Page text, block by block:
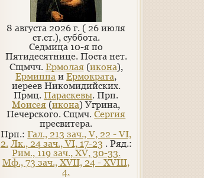
8 августа 2026 г. ( 26 июля
ст.ст.), суббота.
Седмица 10-я по
Пятидесятнице. Поста нет.
Сщмчч. Ермолая(икона),
Ермиппа иЕрмократа,
иереев Никомидийских.
Прмц.Параскевы. Прп.
Моисея (икона) Угрина,
Печерского. Сщмч.Сергия
пресвитера.
Прп.:Гал., 213 зач., V, 22 - VI,
2. Лк., 24 зач., VI, 17-23 . Ряд.:
Рим., 119 зач., XV, 30-33.
Мф., 73 зач., XVII, 24 - XVIII,
4.